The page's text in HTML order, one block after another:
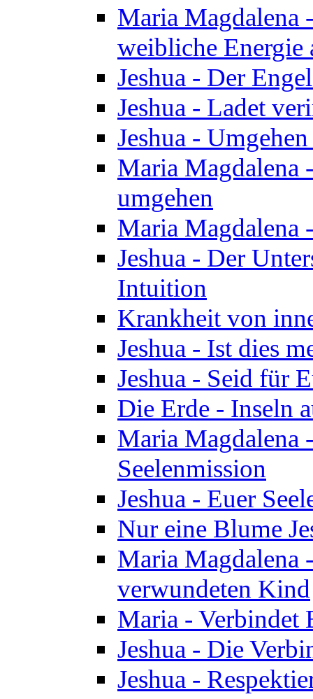
Maria Magdalena
weibliche Energie
Jeshua - Der
Jeshua - Ladet
Jeshua -
Maria Magdalena
umgehen
Maria Magdalena
Jeshua - Der
Intuition
Krankheit von
Jeshua - Ist dies
Jeshua - Seid für
Die Erde - Inseln
Maria Magdalena
Seelenmission
Jeshua - Euer
Nur eine Blume
Maria Magdalena
verwundeten Kind
Maria - Verbindet
Jeshua - Die
Jeshua -